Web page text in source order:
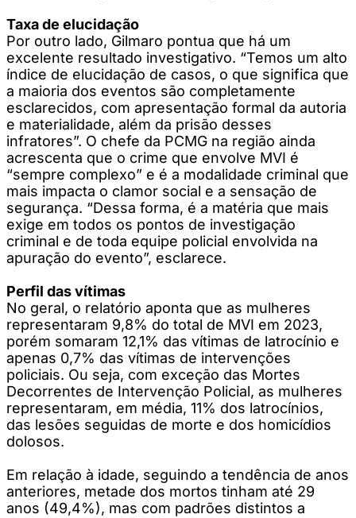
Taxa de elucidação
Por outro lado, Gilmaro pontua que há um
excelente resultado investigativo. “Temos um alto
índice de elucidação de casos, o que significa que
a maioria dos eventos são completamente
esclarecidos, com apresentação formal da autoria
e materialidade, além da prisão desses
infratores”. O chefe da PCMG na região ainda
acrescenta que o crime que envolve MVI é
“sempre complexo” e é a modalidade criminal que
mais impacta o clamor social e a sensação de
segurança. “Dessa forma, é a matéria que mais
exige em todos os pontos de investigação
criminal e de toda equipe policial envolvida na
apuração do evento”, esclarece.
Perfil das vítimas
No geral, o relatório aponta que as mulheres
representaram 9,8% do total de MVI em 2023,
porém somaram 12,1% das vítimas de latrocínio e
apenas 0,7% das vítimas de intervenções
policiais. Ou seja, com exceção das Mortes
Decorrentes de Intervenção Policial, as mulheres
representaram, em média, 11% dos latrocínios,
das lesões seguidas de morte e dos homicídios
dolosos.
Em relação à idade, seguindo a tendência de anos
anteriores, metade dos mortos tinham até 29
anos (49,4%), mas com padrões distintos a